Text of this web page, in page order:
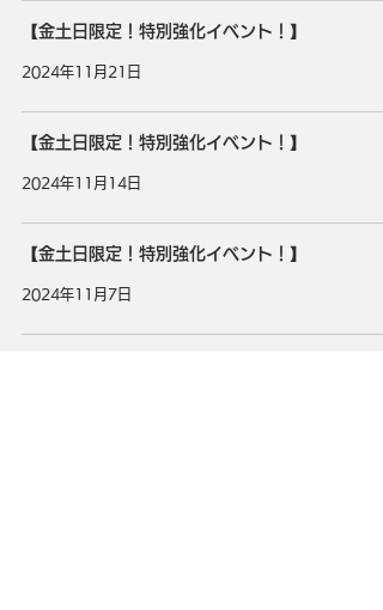
【金土日限定！特別強化イベント！】
2024年11月21日
【金土日限定！特別強化イベント！】
2024年11月14日
【金土日限定！特別強化イベント！】
2024年11月7日